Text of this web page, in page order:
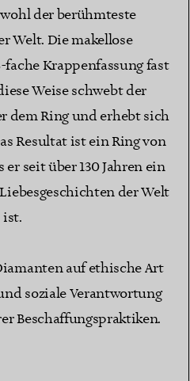
der berühmteste
Welt. Die makellose
Krappenfassung fast
Weise schwebt der
dem Ring und erhebt sich
Resultat ist ein Ring von
seit über 130 Jahren ein
der Welt
ist.
auf ethische Art
soziale Verantwortung
Beschaffungspraktiken.